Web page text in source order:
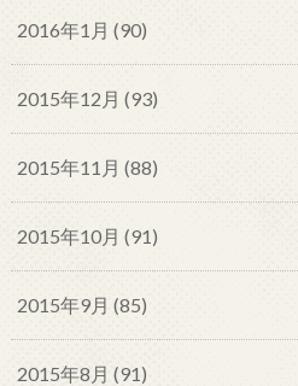
2016年1月 (90)
2015年12月 (93)
2015年11月 (88)
2015年10月 (91)
2015年9月 (85)
2015年8月 (91)